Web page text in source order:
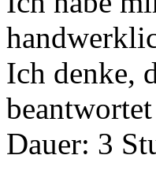
Ich denke,
Dauer: 3